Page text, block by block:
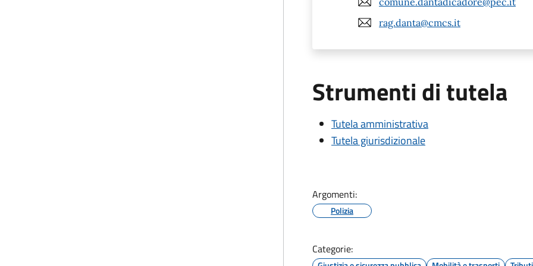
rag.danta@cmcs.it
Strumenti di tutela
Tutela amministrativa
Tutela giurisdizionale
Argomenti:
Polizia
Categorie: